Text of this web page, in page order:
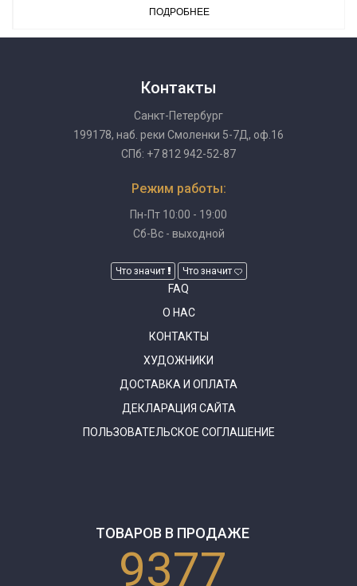
ПОДРОБНЕЕ
Контакты
Санкт-Петербург
199178, наб. реки Смоленки 5-7Д, оф.16
СПб: +7 812 942-52-87
Режим работы:
Пн-Пт 10:00 - 19:00
Сб-Вс - выходной
Что значит Что значит
FAQ
О НАС
КОНТАКТЫ
ХУДОЖНИКИ
ДОСТАВКА И ОПЛАТА
ДЕКЛАРАЦИЯ САЙТА
ПОЛЬЗОВАТЕЛЬСКОЕ СОГЛАШЕНИЕ
ТОВАРОВ В ПРОДАЖЕ
9377